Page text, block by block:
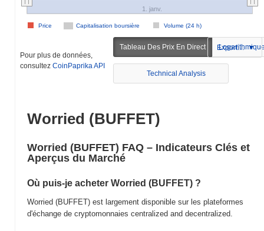
Capitalisation boursière Volume (24 h)
Price
1. janv.
Pour plus de données,
consultez CoinPaprika API
Tableau Des Prix En Direct Exportation
Technical Analysis
Worried (BUFFET)
Worried (BUFFET) FAQ – Indicateurs Clés et
Aperçus du Marché
Où puis-je acheter Worried (BUFFET) ?
Worried (BUFFET) est largement disponible sur les plateformes
d'échange de cryptomonnaies centralized and decentralized.